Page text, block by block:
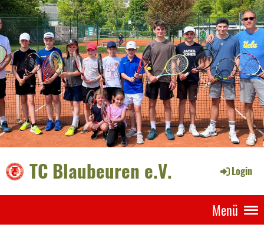
TC Blaubeuren e.V. Login
Menü